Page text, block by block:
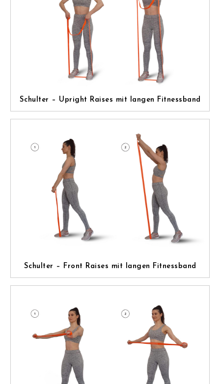
Schulter – Upright Raises mit langen Fitnessband
Schulter – Front Raises mit langen Fitnessband